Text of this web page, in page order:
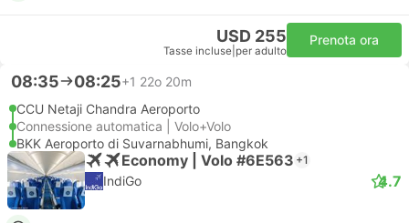
USD 255
Tasse incluse per adulto
Prenota ora
08:35 08:25+1 22o 20m
CCU Netaji Chandra Aeroporto
Connessione automatica | Volo+Volo
BKK Aeroporto di Suvarnabhumi, Bangkok
Economy | Volo #6E563 +1
IndiGo 4.7